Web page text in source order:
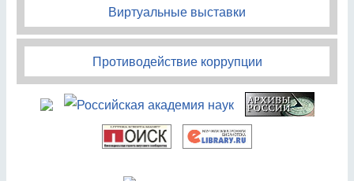
Виртуальные выставки
Противодействие коррупции